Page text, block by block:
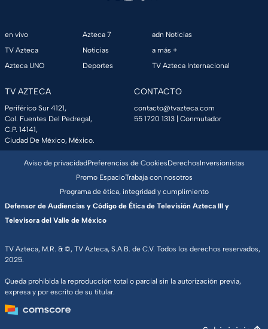
en vivo
TV Azteca
Azteca UNO
Azteca 7
Noticias
Deportes
adn Noticias
a más +
TV Azteca Internacional
TV AZTECA
Periférico Sur 4121,
Col. Fuentes Del Pedregal,
C.P. 14141,
Ciudad De México, México.
CONTACTO
contacto@tvazteca.com
55 1720 1313 | Conmutador
TV Azteca, M.R. & ©, TV Azteca, S.A.B. de C.V. Todos los derechos reservados,
2025.
Queda prohibida la reproducción total o parcial sin la autorización previa,
expresa y por escrito de su titular.
Aviso de privacidadPreferencias de CookiesDerechosInversionistas
Promo EspacioTrabaja con nosotros
Programa de ética, integridad y cumplimiento
Defensor de Audiencias y Código de Ética de Televisión Azteca III y
Televisora del Valle de México